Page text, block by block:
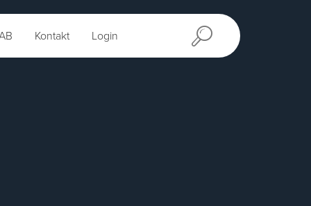
Kontakt Login